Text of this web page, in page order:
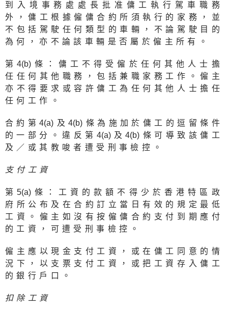
到入境事務處處長批准傭工執行駕車職務
外，傭工根據僱傭合約所須執行的家務，並
不包括駕駛任何類型的車輛，不論駕駛目的
為何，亦不論該車輛是否屬於僱主所有。
第4(b)條：傭工不得受僱於任何其他人士擔
任任何其他職務，包括兼職家務工作。僱主
亦不得要求或容許傭工為任何其他人士擔任
任何工作。
合約第4(a)及4(b)條為施加於傭工的逗留條件
的一部分。違反第 4(a)及4(b)條可導致該傭工
及／或其教唆者遭受刑事檢控。
支付工資
第5(a)條：工資的款額不得少於香港特區政
府所公布及在合約訂立當日有效的規定最低
工資。僱主如沒有按僱傭合約支付到期應付
的工資，可遭受刑事檢控。
僱主應以現金支付工資，或在傭工同意的情
況下，以支票支付工資，或把工資存入傭工
的銀行戶口。
扣除工資